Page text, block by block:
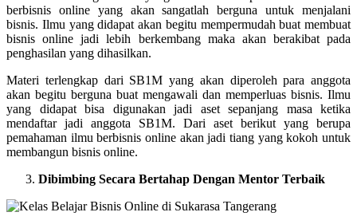
berbisnis online yang akan sangatlah berguna untuk menjalani
bisnis. Ilmu yang didapat akan begitu mempermudah buat membuat
bisnis online jadi lebih berkembang maka akan berakibat pada
penghasilan yang dihasilkan.
Materi terlengkap dari SB1M yang akan diperoleh para anggota
akan begitu berguna buat mengawali dan memperluas bisnis. Ilmu
yang didapat bisa digunakan jadi aset sepanjang masa ketika
mendaftar jadi anggota SB1M. Dari aset berikut yang berupa
pemahaman ilmu berbisnis online akan jadi tiang yang kokoh untuk
membangun bisnis online.
Dibimbing Secara Bertahap Dengan Mentor Terbaik